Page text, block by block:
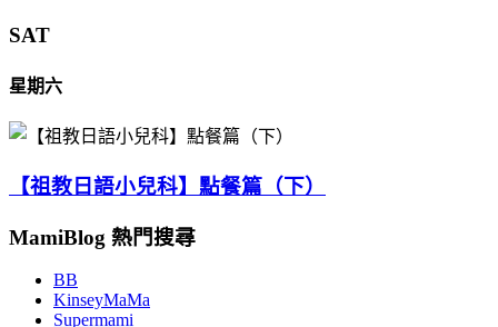
SAT
星期六
【祖教日語小兒科】點餐篇（下）
MamiBlog 熱門搜尋
BB
KinseyMaMa
Supermami